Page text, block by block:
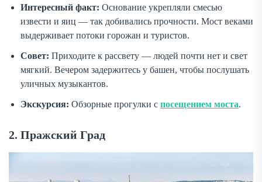
Интересный факт: Основание укрепляли смесью
извести и яиц — так добивались прочности. Мост веками
выдерживает потоки горожан и туристов.
Совет: Приходите к рассвету — людей почти нет и свет
мягкий. Вечером задержитесь у башен, чтобы послушать
уличных музыкантов.
Экскурсия: Обзорные прогулки с посещением моста.
2. Пражский Град